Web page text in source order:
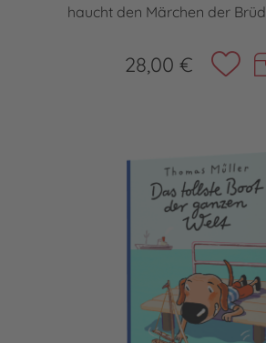
haucht den Märchen der
28,00 €